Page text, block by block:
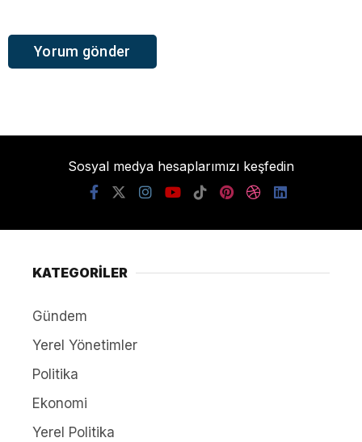
Sosyal medya hesaplarımızı keşfedin
KATEGORİLER
Gündem
Yerel Yönetimler
Politika
Ekonomi
Yerel Politika